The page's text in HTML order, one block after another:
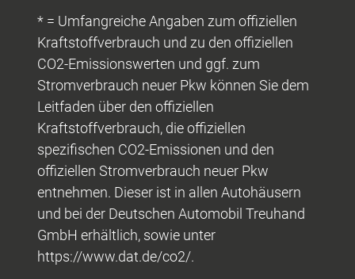
* = Umfangreiche Angaben zum offiziellen
Kraftstoffverbrauch und zu den offiziellen
CO2-Emissionswerten und ggf. zum
Stromverbrauch neuer Pkw können Sie dem
Leitfaden über den offiziellen
Kraftstoffverbrauch, die offiziellen
spezifischen CO2-Emissionen und den
offiziellen Stromverbrauch neuer Pkw
entnehmen. Dieser ist in allen Autohäusern
und bei der Deutschen Automobil Treuhand
GmbH erhältlich, sowie unter
https://www.dat.de/co2/.